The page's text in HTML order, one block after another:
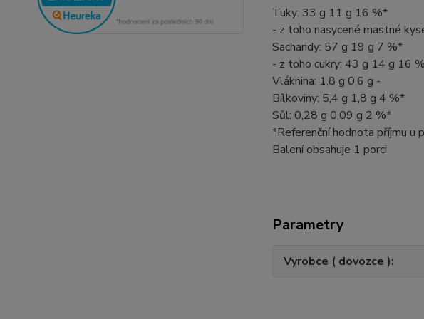
Tuky: 33 g 11 g 16 %*
- z toho nasycené mastné
Sacharidy: 57 g 19 g 7 %*
- z toho cukry: 43 g 14 g 16
Vláknina: 1,8 g 0,6 g -
Bílkoviny: 5,4 g 1,8 g 4 %*
Sůl: 0,28 g 0,09 g 2 %*
*Referenční hodnota příjmu
Balení obsahuje 1 porci
Parametry
Vyrobce ( dovozce )